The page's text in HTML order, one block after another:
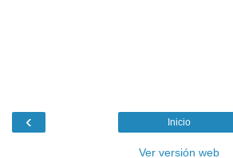
‹ Inicio
Ver versión web